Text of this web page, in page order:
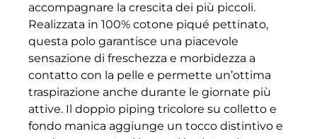
accompagnare la crescita dei più piccoli.
Realizzata in 100% cotone piqué pettinato,
questa polo garantisce una piacevole
sensazione di freschezza e morbidezza a
contatto con la pelle e permette un’ottima
traspirazione anche durante le giornate più
attive. Il doppio piping tricolore su colletto e
fondo manica aggiunge un tocco distintivo e